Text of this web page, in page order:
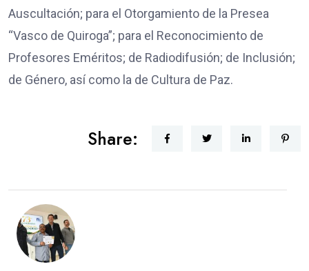
Auscultación; para el Otorgamiento de la Presea
“Vasco de Quiroga”; para el Reconocimiento de
Profesores Eméritos; de Radiodifusión; de Inclusión;
de Género, así como la de Cultura de Paz.
Share: